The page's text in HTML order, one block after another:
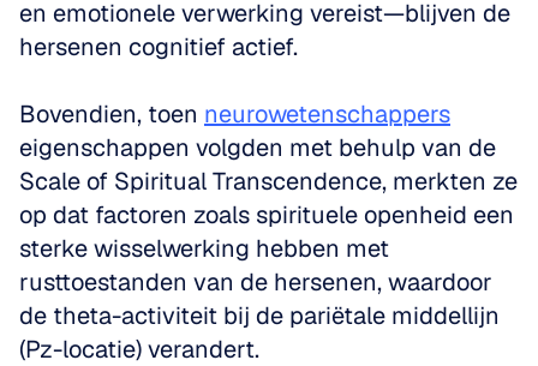
en emotionele verwerking vereist—blijven de
hersenen cognitief actief.
Bovendien, toen neurowetenschappers
eigenschappen volgden met behulp van de
Scale of Spiritual Transcendence, merkten ze
op dat factoren zoals spirituele openheid een
sterke wisselwerking hebben met
rusttoestanden van de hersenen, waardoor
de theta-activiteit bij de pariëtale middellijn
(Pz-locatie) verandert.